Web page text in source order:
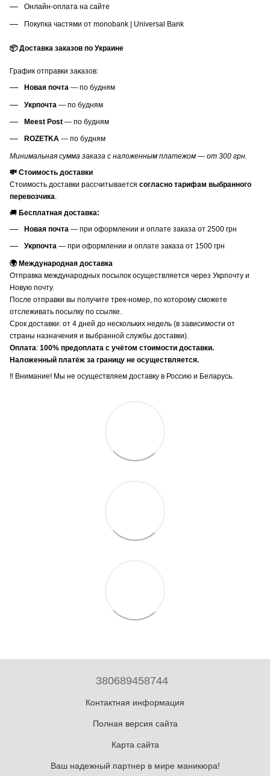
Онлайн-оплата на сайте
Покупка частями от monobank | Universal Bank
📦 Доставка заказов по Украине
График отправки заказов:
Новая почта — по будням
Укрпочта — по будням
Meest Post — по будням
ROZETKA — по будням
Минимальная сумма заказа с наложенным платежом — от 300 грн.
💸 Стоимость доставки
Стоимость доставки рассчитывается согласно тарифам выбранного
перевозчика
🚚 Бесплатная доставка:
Новая почта — при оформлении и оплате заказа от 2500 грн
Укрпочта — при оформлении и оплате заказа от 1500 грн
🌍 Международная доставка
Отправка международных посылок осуществляется через Укрпочту и
Новую почту.
После отправки вы получите трек-номер, по которому сможете
отслеживать посылку по ссылке.
Срок доставки: от 4 дней до нескольких недель (в зависимости от
страны назначения и выбранной службы доставки).
Оплата: 100% предоплата с учётом стоимости доставки.
Наложенный платёж за границу не осуществляется.
‼️ Внимание! Мы не осуществляем доставку в Россию и Беларусь.
380689458744
Контактная информация
Полная версия сайта
Карта сайта
Ваш надежный партнер в мире маникюра!